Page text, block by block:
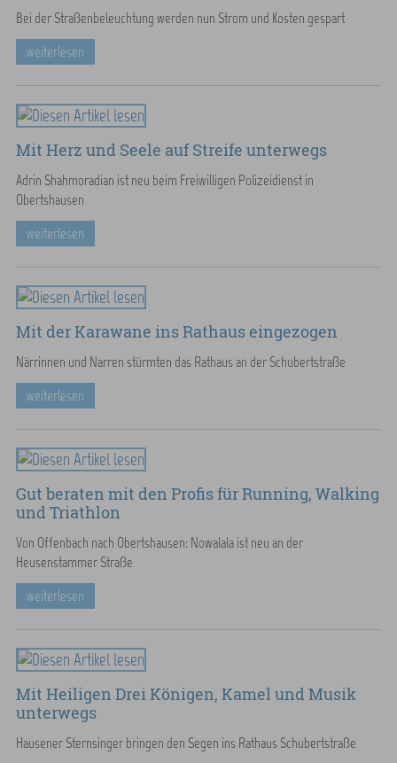
Bei der Straßenbeleuchtung werden nun Strom und Kosten gespart
weiterlesen
Mit Herz und Seele auf Streife unterwegs
Adrin Shahmoradian ist neu beim Freiwilligen Polizeidienst in
Obertshausen
weiterlesen
Mit der Karawane ins Rathaus eingezogen
Närrinnen und Narren stürmten das Rathaus an der Schubertstraße
weiterlesen
Gut beraten mit den Profis für Running, Walking
und Triathlon
Von Offenbach nach Obertshausen: Nowalala ist neu an der
Heusenstammer Straße
weiterlesen
Mit Heiligen Drei Königen, Kamel und Musik
unterwegs
Hausener Sternsinger bringen den Segen ins Rathaus Schubertstraße